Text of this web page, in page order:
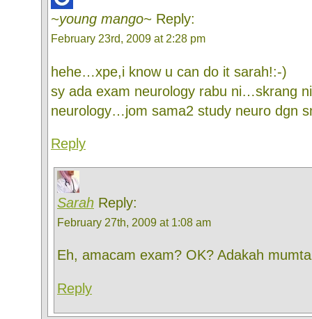
~young mango~ Reply:
February 23rd, 2009 at 2:28 pm
hehe…xpe,i know u can do it sarah!:-)
sy ada exam neurology rabu ni…skrang
neurology…jom sama2 study neuro dgn
Reply
Sarah Reply:
February 27th, 2009 at 1:08 am
Eh, amacam exam? OK? Adakah
Reply